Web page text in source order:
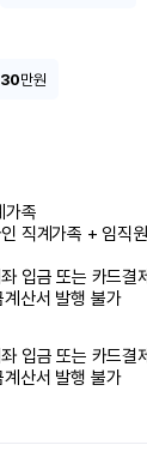
30만원
가족
직계가족 + 임직원
입금 또는 카드
산서 발행 불가
입금 또는 카드결
산서 발행 불가